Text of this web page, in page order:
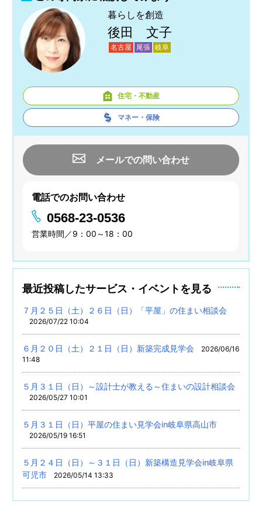
暮らしを創造
後田 文子
名古屋 尾張 岐阜
住宅・不動産
マネー・保険
メールでの問い合わせ
電話でのお問い合わせ
0568-23-0536
営業時間／9：00～18：00
最近投稿したサービス・イベントを見る
７月２５日（土）２６日（日）「平屋」の住まい相談会
2026/07/22 10:04
６月２０日（土）２１日（日）新築完成見学会
2026/06/16
11:48
５月３１日（日）～設計士が教える～住まいの設計相談会
2026/05/27 10:01
５月３１日（日）平屋の住まい見学会in岐阜県高山市
2026/05/19 16:51
５月２４日（日）～３１日（日）新築構造見学会in岐阜県
可児市
2026/05/14 13:33